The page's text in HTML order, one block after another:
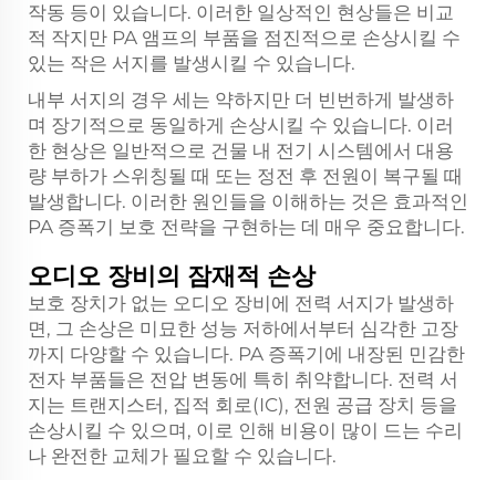
작동 등이 있습니다. 이러한 일상적인 현상들은 비교
적 작지만 PA 앰프의 부품을 점진적으로 손상시킬 수
있는 작은 서지를 발생시킬 수 있습니다.
내부 서지의 경우 세는 약하지만 더 빈번하게 발생하
며 장기적으로 동일하게 손상시킬 수 있습니다. 이러
한 현상은 일반적으로 건물 내 전기 시스템에서 대용
량 부하가 스위칭될 때 또는 정전 후 전원이 복구될 때
발생합니다. 이러한 원인들을 이해하는 것은 효과적인
PA 증폭기 보호 전략을 구현하는 데 매우 중요합니다.
오디오 장비의 잠재적 손상
보호 장치가 없는 오디오 장비에 전력 서지가 발생하
면, 그 손상은 미묘한 성능 저하에서부터 심각한 고장
까지 다양할 수 있습니다. PA 증폭기에 내장된 민감한
전자 부품들은 전압 변동에 특히 취약합니다. 전력 서
지는 트랜지스터, 집적 회로(IC), 전원 공급 장치 등을
손상시킬 수 있으며, 이로 인해 비용이 많이 드는 수리
나 완전한 교체가 필요할 수 있습니다.